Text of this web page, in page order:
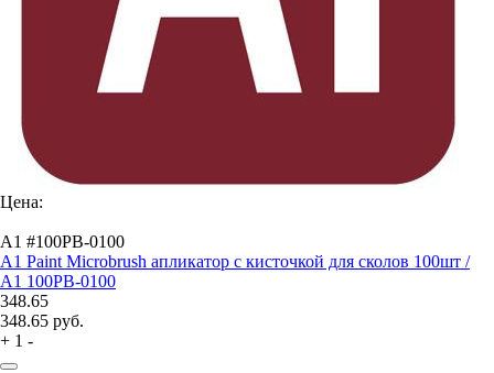
Цена:
A1 #100PB-0100
A1 Paint Microbrush апликатор с кисточкой для сколов 100шт /
A1 100PB-0100
348.65
348.65 руб.
+ 1 -